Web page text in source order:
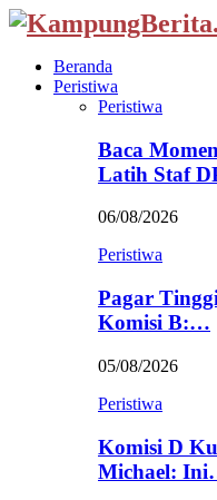
Beranda
Peristiwa
Peristiwa
Baca
Latih Staf
06/08/2026
Peristiwa
Pagar
Komisi B:…
05/08/2026
Peristiwa
Komisi D
Michael: